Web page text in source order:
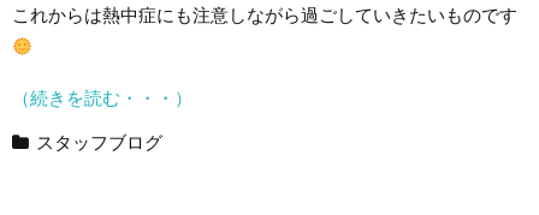
これからは熱中症にも注意しながら過ごしていきたいものです
（続きを読む・・・）
スタッフブログ